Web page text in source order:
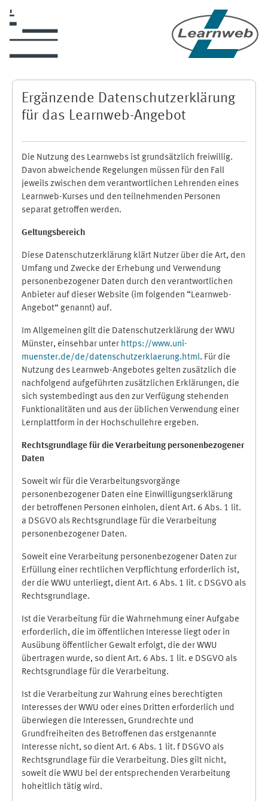
Ergänzende Datenschutzerklärung
für das Learnweb-Angebot
Die Nutzung des Learnwebs ist grundsätzlich freiwillig.
Davon abweichende Regelungen müssen für den Fall
jeweils zwischen dem verantwortlichen Lehrenden eines
Learnweb-Kurses und den teilnehmenden Personen
separat getroffen werden.
Geltungsbereich
Diese Datenschutzerklärung klärt Nutzer über die Art, den
Umfang und Zwecke der Erhebung und Verwendung
personenbezogener Daten durch den verantwortlichen
Anbieter auf dieser Website (im folgenden “Learnweb-
Angebot” genannt) auf.
Im Allgemeinen gilt die Datenschutzerklärung der WWU
Münster, einsehbar unter https://www.uni-
muenster.de/de/datenschutzerklaerung.html. Für die
Nutzung des Learnweb-Angebotes gelten zusätzlich die
nachfolgend aufgeführten zusätzlichen Erklärungen, die
sich systembedingt aus den zur Verfügung stehenden
Funktionalitäten und aus der üblichen Verwendung einer
Lernplattform in der Hochschullehre ergeben.
Rechtsgrundlage für die Verarbeitung personenbezogener
Daten
Soweit wir für die Verarbeitungsvorgänge
personenbezogener Daten eine Einwilligungserklärung
der betroffenen Personen einholen, dient Art. 6 Abs. 1 lit.
a DSGVO als Rechtsgrundlage für die Verarbeitung
personenbezogener Daten.
Soweit eine Verarbeitung personenbezogener Daten zur
Erfüllung einer rechtlichen Verpflichtung erforderlich ist,
der die WWU unterliegt, dient Art. 6 Abs. 1 lit. c DSGVO als
Rechtsgrundlage.
Ist die Verarbeitung für die Wahrnehmung einer Aufgabe
erforderlich, die im öffentlichen Interesse liegt oder in
Ausübung öffentlicher Gewalt erfolgt, die der WWU
übertragen wurde, so dient Art. 6 Abs. 1 lit. e DSGVO als
Rechtsgrundlage für die Verarbeitung.
Ist die Verarbeitung zur Wahrung eines berechtigten
Interesses der WWU oder eines Dritten erforderlich und
überwiegen die Interessen, Grundrechte und
Grundfreiheiten des Betroffenen das erstgenannte
Interesse nicht, so dient Art. 6 Abs. 1 lit. f DSGVO als
Rechtsgrundlage für die Verarbeitung. Dies gilt nicht,
soweit die WWU bei der entsprechenden Verarbeitung
hoheitlich tätig wird.